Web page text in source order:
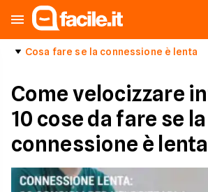
Cosa fare se la connessione è lenta
Come velocizzare
10 cose da fare se la
connessione è lenta